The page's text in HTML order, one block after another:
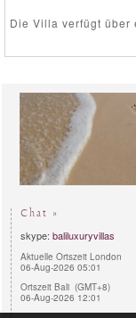
Die Villa verfügt über
Chat »
skype: baliluxuryvillas
Aktuelle Ortszeit London
06-Aug-2026 05:01
Ortszeit Bali (GMT+8)
06-Aug-2026 12:01